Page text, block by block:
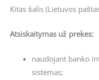
Kitas šalis (Lietuvos
Atsiskaitymas už prekes:
naudojant banko
sistemas;